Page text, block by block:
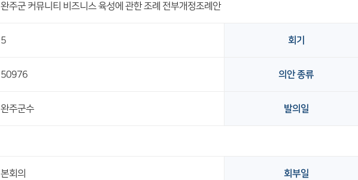
완주군 커뮤니티 비즈니스 육성에 관한 조례 전부개정조례안
5 회기
50976 의안 종류
완주군수 발의일
본회의 회부일